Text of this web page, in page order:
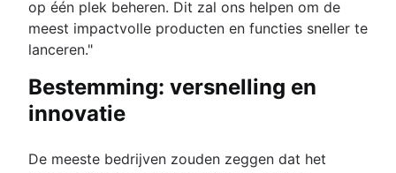
op één plek beheren. Dit zal ons helpen om de
meest impactvolle producten en functies sneller te
lanceren."
Bestemming: versnelling en
innovatie
De meeste bedrijven zouden zeggen dat het